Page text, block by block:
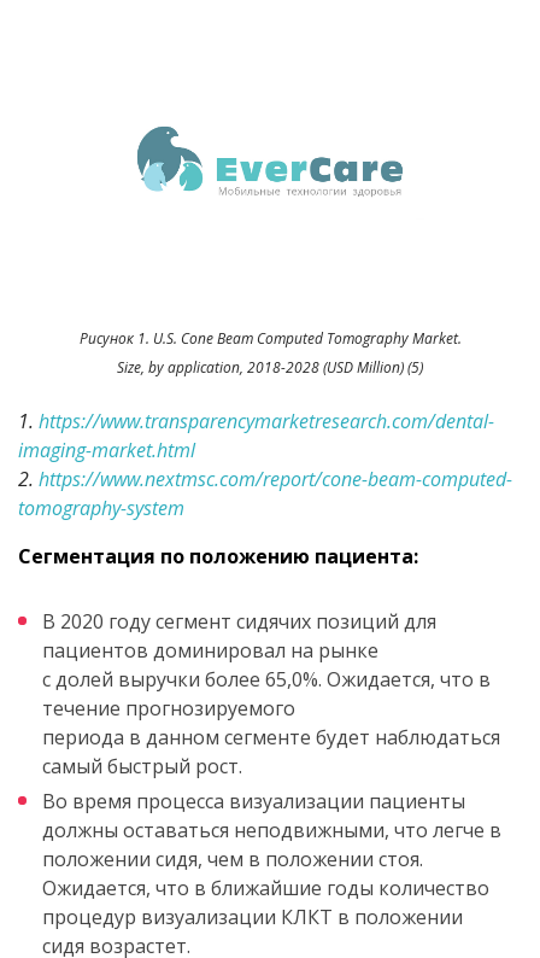
Рисунок 1. U.S. Cone Beam Computed Tomography Market.
Size, by application, 2018-2028 (USD Million) (5)
1. https://www.transparencymarketresearch.com/dental-
imaging-market.html
2. https://www.nextmsc.com/report/cone-beam-computed-
tomography-system
Сегментация по положению пациента:
В 2020 году сегмент сидячих позиций для
пациентов доминировал на рынке
с долей выручки более 65,0%. Ожидается, что в
течение прогнозируемого
периода в данном сегменте будет наблюдаться
самый быстрый рост.
Во время процесса визуализации пациенты
должны оставаться неподвижными, что легче в
положении сидя, чем в положении стоя.
Ожидается, что в ближайшие годы количество
процедур визуализации КЛКТ в положении
сидя возрастет.